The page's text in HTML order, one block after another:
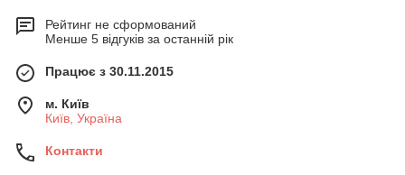
Рейтинг не сформований
Менше 5 відгуків за останній рік
Працює з 30.11.2015
м. Київ
Київ, Україна
Контакти